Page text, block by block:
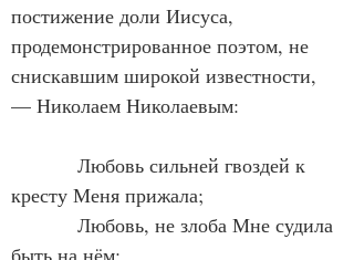
постижение доли Иисуса,
продемонстрированное поэтом, не
снискавшим широкой известности,
— Николаем Николаевым:
кресту Меня прижала;
быть на нём;